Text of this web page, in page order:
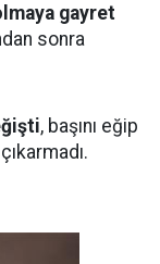
gayret
sonra
, başını eğip